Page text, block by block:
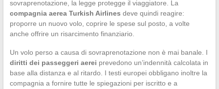
sovraprenotazione, la legge protegge il viaggiatore. La
compagnia aerea Turkish Airlines deve quindi reagire:
proporre un nuovo volo, coprire le spese sul posto, a volte
anche offrire un risarcimento finanziario.
Un volo perso a causa di sovraprenotazione non è mai banale. I
diritti dei passeggeri aerei prevedono un’indennità calcolata in
base alla distanza e al ritardo. I testi europei obbligano inoltre la
compagnia a fornire tutte le spiegazioni per iscritto e a